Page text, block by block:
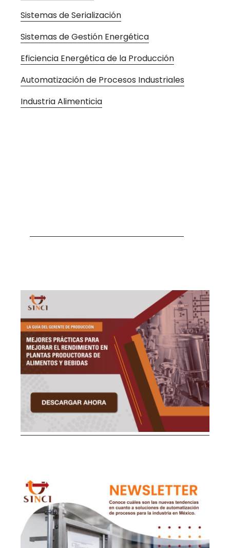
Sistemas de Serialización
Sistemas de Gestión Energética
Eficiencia Energética de la Producción
Automatización de Procesos Industriales
Industria Alimenticia